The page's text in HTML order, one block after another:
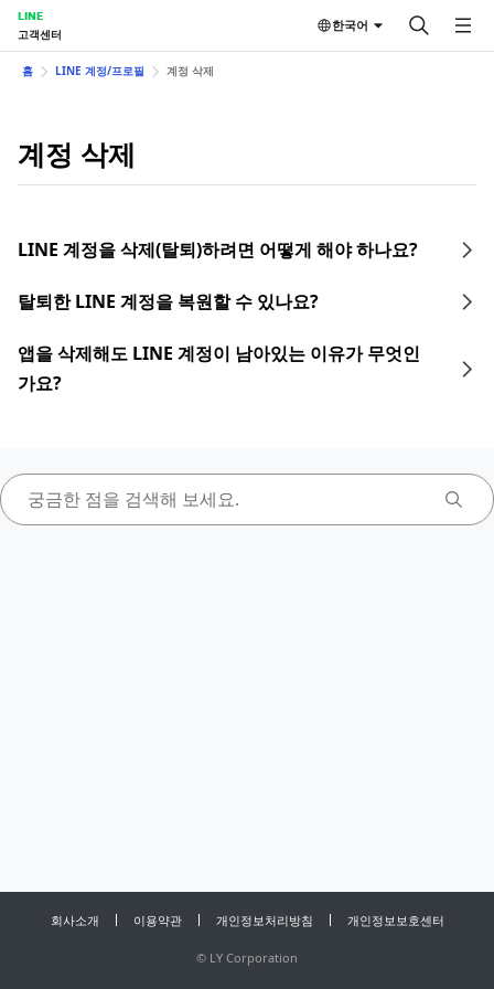
LINE
고객센터
한국어
홈 LINE 계정/프로필 계정 삭제
계정 삭제
LINE 계정을 삭제(탈퇴)하려면 어떻게 해야 하나요?
탈퇴한 LINE 계정을 복원할 수 있나요?
앱을 삭제해도 LINE 계정이 남아있는 이유가 무엇인
가요?
회사소개 이용약관 개인정보처리방침 개인정보보호센터
© LY Corporation